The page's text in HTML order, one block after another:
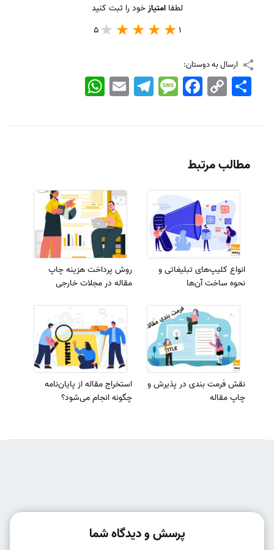
لطفاامتیازخود را ثبت کنید
1
5
ارسال به دوستان:
WhatsApp EmailTelegramMessageFacebook Copy
Link
اشتراک
مطالب مرتبط
انواع کلیپ‌های تبلیغاتی و
نحوه ساخت آن‌ها
روش پرداخت هزینه چاپ
مقاله در مجلات خارجی
نقش فرمت بندی در پذیرش و
چاپ مقاله
استخراج مقاله از پایان‌نامه
چگونه انجام می‌شود؟
پرسش و دیدگاه شما